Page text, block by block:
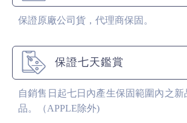
保證原廠公司貨，代理商保固。
保證七天鑑賞
自銷售日起七日內產生保固範圍內之
品。（APPLE除外)